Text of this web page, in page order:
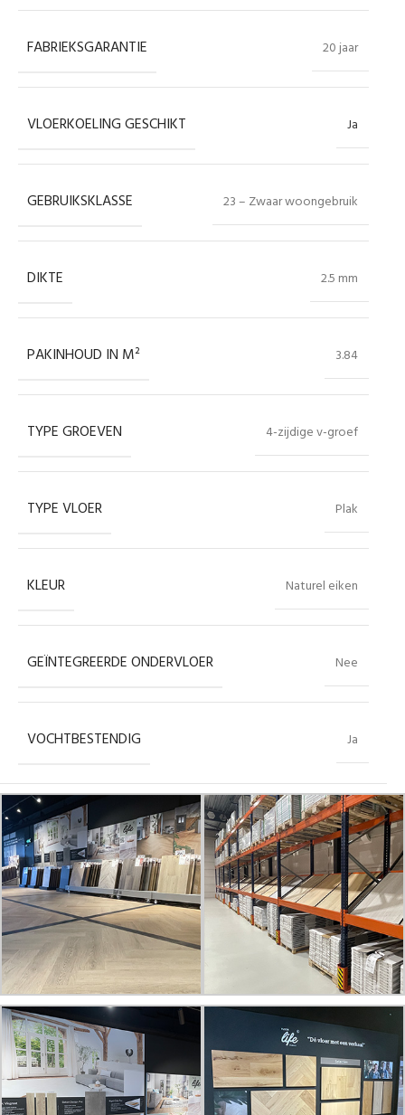
FABRIEKSGARANTIE 20 jaar
VLOERKOELING GESCHIKT Ja
GEBRUIKSKLASSE 23 – Zwaar woongebruik
DIKTE 2.5 mm
PAKINHOUD IN M² 3.84
TYPE GROEVEN 4-zijdige v-groef
TYPE VLOER Plak
KLEUR Naturel eiken
GEÏNTEGREERDE ONDERVLOER Nee
VOCHTBESTENDIG Ja